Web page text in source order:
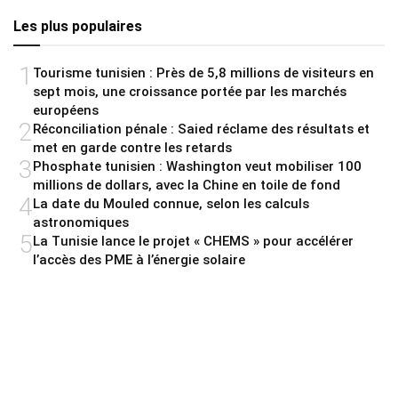
Les plus populaires
1 Tourisme tunisien : Près de 5,8 millions de visiteurs en
sept mois, une croissance portée par les marchés
européens
2 Réconciliation pénale : Saied réclame des résultats et
met en garde contre les retards
3 Phosphate tunisien : Washington veut mobiliser 100
millions de dollars, avec la Chine en toile de fond
4La date du Mouled connue, selon les calculs
astronomiques
5La Tunisie lance le projet « CHEMS » pour accélérer
l’accès des PME à l’énergie solaire